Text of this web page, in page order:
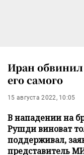
Иран
его самого
15 августа 2022, 10:05
В нападении на
Рушди виноват
поддерживал,
представитель